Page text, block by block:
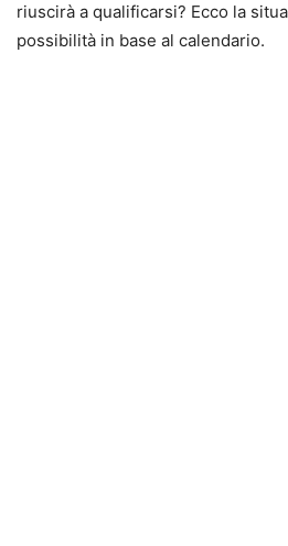
riuscirà a qualificarsi? Ecco la
possibilità in base al calendario.